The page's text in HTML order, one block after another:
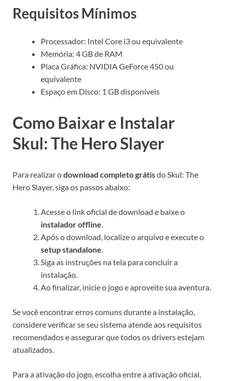
Requisitos Mínimos
Processador: Intel Core i3 ou equivalente
Memória: 4 GB de RAM
Placa Gráfica: NVIDIA GeForce 450 ou
equivalente
Espaço em Disco: 1 GB disponíveis
Como Baixar e Instalar
Skul: The Hero Slayer
Para realizar odownload completo grátisdo Skul: The
Hero Slayer, siga os passos abaixo:
Acesse o link oficial de download e baixe o
instalador offline.
Após o download, localize o arquivo e execute o
setup standalone.
Siga as instruções na tela para concluir a
instalação.
Ao finalizar, inicie o jogo e aproveite sua aventura.
Se você encontrar erros comuns durante a instalação,
considere verificar se seu sistema atende aos requisitos
recomendados e assegurar que todos os drivers estejam
atualizados.
Para a ativação do jogo, escolha entre a ativação oficial,